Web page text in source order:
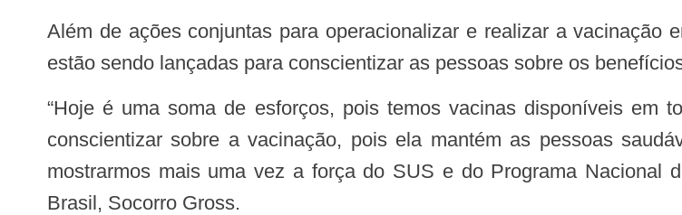
Além de ações conjuntas para operacionalizar e realizar a vacinação em todo país, peças publicitárias e informativas também
estão sendo lançadas para conscientizar as pessoas sobre os
“Hoje é uma soma de esforços, pois temos vacinas disponíveis em todos os lugares no Brasil de forma gratuita. Queremos
conscientizar sobre a vacinação, pois ela mantém as pessoas
mostrarmos mais uma vez a força do SUS e do Programa Nacional
Brasil, Socorro Gross.